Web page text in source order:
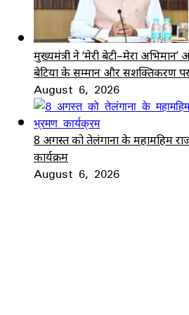
मुख्यमंत्री ने ‘मेरी बेटी–मेरा
बेटियों के सम्मान और सशक्तिकरण
August 6, 2026
8 अगस्त को तेलंगाना के महामहिम
कार्यक्रम
August 6, 2026